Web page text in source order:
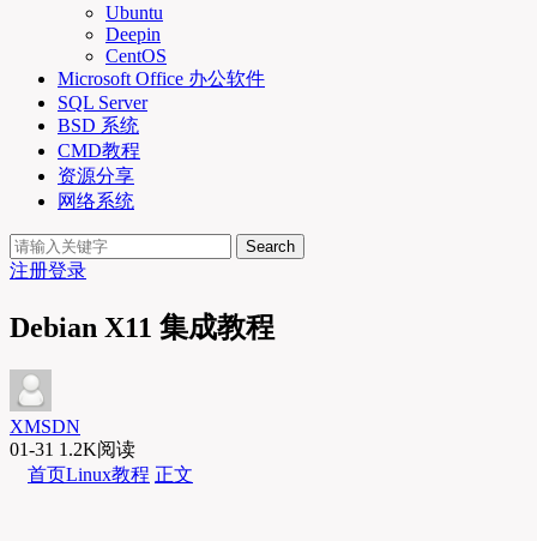
Ubuntu
Deepin
CentOS
Microsoft Office 办公软件
SQL Server
BSD 系统
CMD教程
资源分享
网络系统
Search
注册登录
Debian X11 集成教程
XMSDN
01-31 1.2K阅读
首页Linux教程 正文